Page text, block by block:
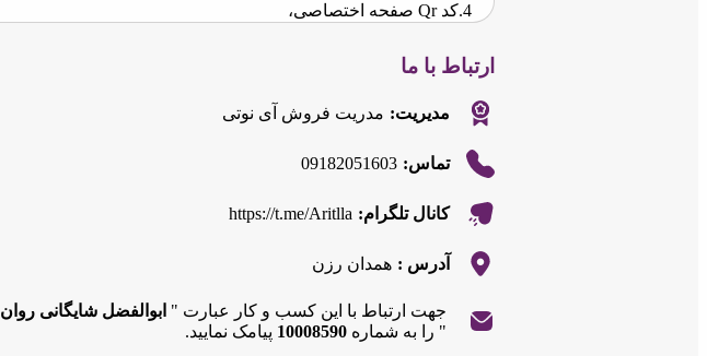
4.کد Qr صفحه اختصاصی،
6. امکان ثبت کسب و کار در سامانه ملی اصناف،
7. پنل بینظیر ارسال پیامک و پیام صوتی
9.صفحه مدیریت تعهدات مالی
11. دریافت نظرات و سفارشات به ازای هرمحصول یا خدمات اضافه شده در صفحه اختصاصیتان
12. امکان دریافت نظرات و پیشنهادات از صفحه اختصاصی
14. ثبت برند یا نام خودتان در سامانه کارت ویزیت الکترونیکی کشور.
ارتباط با ما
مدیریت: مدریت فروش آی نوتی
تماس: 09182051603
کانال تلگرام: https://t.me/Aritlla
آدرس : همدان رزن
جهت ارتباط با این کسب و کار عبارت " ابوالفضل شایگانی روان
" را به شماره 10008590 پیامک نمایید.